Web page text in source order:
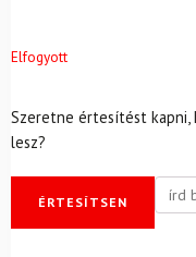
Elfogyott
Szeretne értesítést kapni,
lesz?
ÉRTESÍTSEN